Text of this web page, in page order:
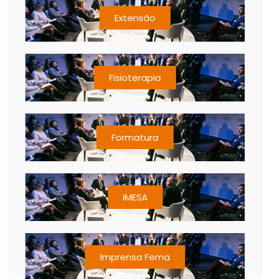
Extensão
Fisioterapia
Formatura
IMESA
Imprensa Fema